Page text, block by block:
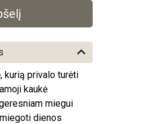
kurią privalo turėti
kaukė
miegui
dienos